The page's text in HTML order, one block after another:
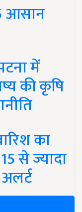
आसान
में
की कृषि
का
से ज्यादा